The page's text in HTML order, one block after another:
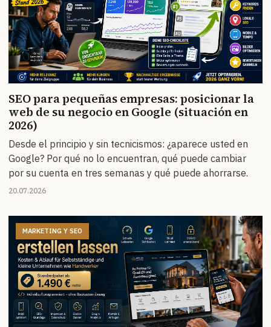
SEO para pequeñas empresas: posicionar la
web de su negocio en Google (situación en
2026)
Desde el principio y sin tecnicismos: ¿aparece usted en
Google? Por qué no lo encuentran, qué puede cambiar
por su cuenta en tres semanas y qué puede ahorrarse.
20.07.2026
MARKETING Y SEO